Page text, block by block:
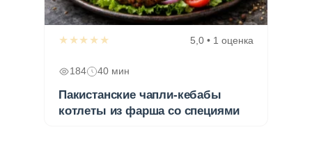
★★★★★ 5,0 • 1 оценка
184 40 мин
Пакистанские чапли-кебабы
котлеты из фарша со специями